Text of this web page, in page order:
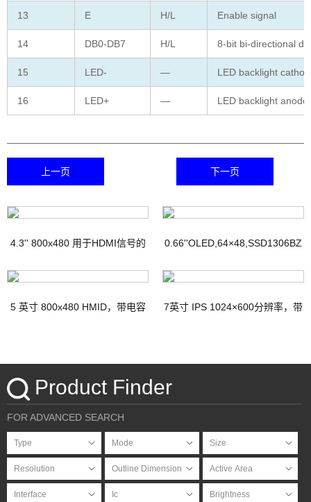
13 E H/L Enable signal
14 DB0-DB7 H/L 8-bit bi-directional
15 LED- — LED backlight
16 LED+ — LED backlight anode
上一页 下一页
4.3'' 800x480 用于HDMI信号的
TFT显示器，带PCAP
0.66''OLED,64×48,SSD1306BZ
IC
5 英寸 800x480 HMID，带电容 7英寸 IPS 1024×600分辨率，带
USB接口
Product Finder
FOR ADVANCED SEARCH